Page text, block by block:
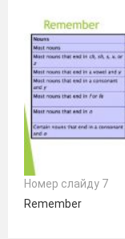
Номер слайду 7
Remember